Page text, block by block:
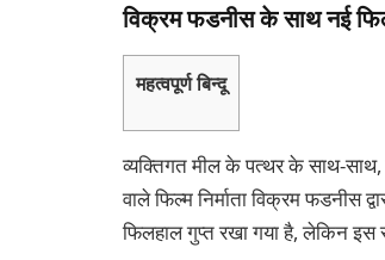
विक्रम फडनीस के साथ नई
महत्वपूर्ण बिन्दू
व्यक्तिगत मील के पत्थर के साथ-साथ,
वाले फिल्म निर्माता विक्रम फडनीस
फिलहाल गुप्त रखा गया है, लेकिन इस